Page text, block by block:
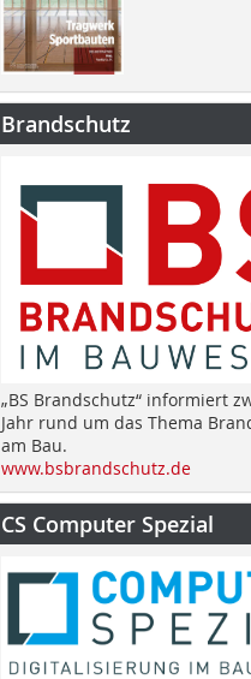
Brandschutz
„BS Brandschutz“ informiert
Jahr rund um das Thema
am Bau.
www.bsbrandschutz.de
CS Computer Spezial